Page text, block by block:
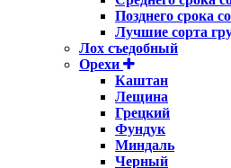
Позднего срока
Лучшие сорта
Лох съедобный
Орехи
Каштан
Лещина
Грецкий
Фундук
Миндаль
Черный